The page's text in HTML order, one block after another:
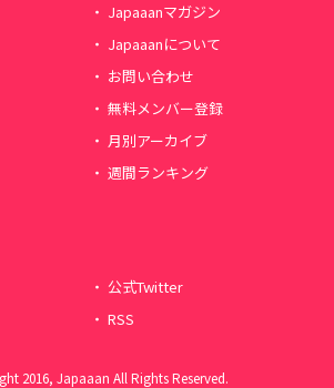
Japaaanマガジン
Japaaanについて
お問い合わせ
無料メンバー登録
月別アーカイブ
週間ランキング
公式Twitter
RSS
2016, Japaaan All Rights Reserved.